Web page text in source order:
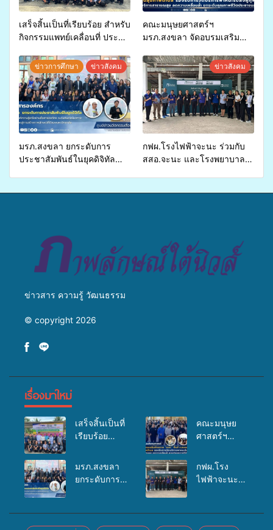
เสร็จสิ้นเป็นที่เรียบร้อย สำหรับ
กิจกรรมแพทย์เคลื่อนที่ ประจำ
สุขภาพแก่ประชาชนในพื้นที่
อำเภอจะนะ
คณะมนุษยศาสตร์ฯ
มรภ.สงขลา จัดอบรมเสริม
จ่ายงบกองทุนสุขภาพตำบล
รองรับการจัดบริการพาหนะรับ
ส่งผู้ทุพพลภาพเพื่อเข้ารับ
บริการสาธารณสุข ลดความ
เหลื่อมล้ำ ยกระดับคุณภาพ
ชีวิตประชาชนอย่างยั่งยืน
ข่าวการศึกษา ข่าวสังคม
มรภ.สงขลา ยกระดับการ
ประชาสัมพันธ์ในยุคดิจิทัล
ข่าวสังคม
กฟผ.โรงไฟฟ้าจะนะ ร่วมกับ
สสอ.จะนะ และโรงพยาบาล
ข่าวสาร ความรู้ วัฒนธรรม
© copyright 2026
เรื่องมาใหม่
เสร็จสิ้นเป็นที่
เรียบร้อย
เคลื่อนที่
บริการด้าน
สุขภาพแก่
คณะมนุษย
ศาสตร์ฯ
จัดอบรมเสริม
ศักยภาพ
กองทุน
สุขภาพตำบล
มรภ.สงขลา
ยกระดับการ
กฟผ.โรง
ไฟฟ้าจะนะ